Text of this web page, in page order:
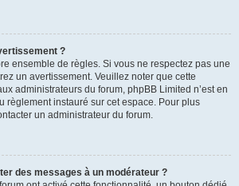
?
ensemble de règles. Si vous ne respectez pas une
un avertissement. Veuillez noter que cette
administrateurs du forum, phpBB Limited n’est en
règlement instauré sur cet espace. Pour plus
un administrateur du forum.
des messages à un modérateur ?